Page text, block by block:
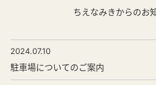
ちえなみきからのお
2024.07.10
駐車場についてのご案内